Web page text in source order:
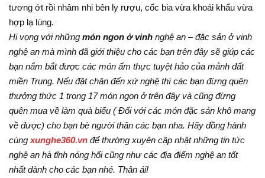
tương ớt rồi nhâm nhi bên ly rượu, cốc bia vừa khoái khẩu vừa
hợp lạ lùng.
Hi vọng với những món ngon ở vinh nghệ an – đặc sản ở vinh
nghệ an mà mình đã giới thiệu cho các bạn trên đây sẽ giúp các
bạn nắm bắt được các món ẩm thực tuyệt hảo của mảnh đất
miền Trung. Nếu đặt chân đến xứ nghệ thì các bạn đừng quên
thưởng thức 1 trong 17 món ngon ở trên đây và cũng đừng
quên mua về làm quà biếu ( Đối với các món đặc sản khô mang
về được) cho bạn bè người thân các bạn nha. Hãy đồng hành
cùng xunghe360.vn để thường xuyên cập nhật những tin tức
nghệ an hà tĩnh nóng hổi cũng như các địa điểm nghệ an tốt
nhất dành cho các bạn nhé. Thân ái!